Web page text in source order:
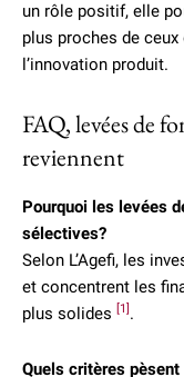
un rôle positif, elle
plus proches de
l’innovation produit.
FAQ, levées de
reviennent
Pourquoi les levées
sélectives?
Selon L’Agefi, les
et concentrent les
plus solides
[1] .
Quels critères